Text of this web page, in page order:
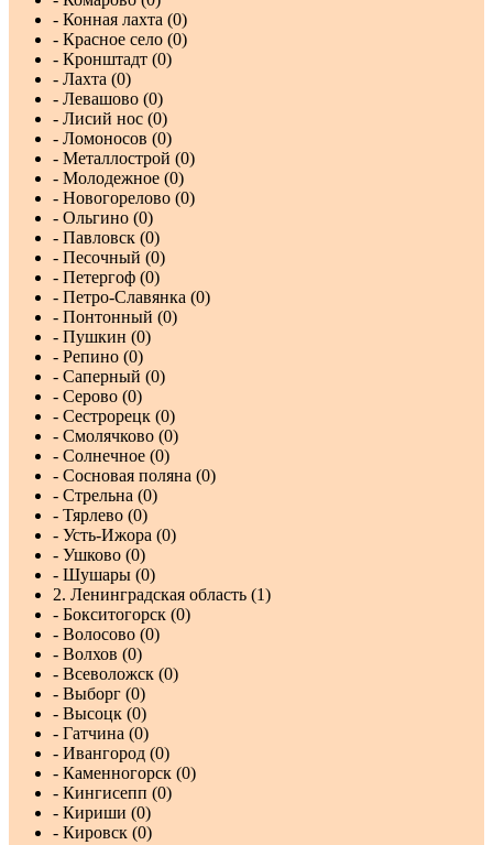
- Конная лахта (0)
- Красное село (0)
- Кронштадт (0)
- Лахта (0)
- Левашово (0)
- Лисий нос (0)
- Ломоносов (0)
- Металлострой (0)
- Молодежное (0)
- Новогорелово (0)
- Ольгино (0)
- Павловск (0)
- Песочный (0)
- Петергоф (0)
- Петро-Славянка (0)
- Понтонный (0)
- Пушкин (0)
- Репино (0)
- Саперный (0)
- Серово (0)
- Сестрорецк (0)
- Смолячково (0)
- Солнечное (0)
- Сосновая поляна (0)
- Стрельна (0)
- Тярлево (0)
- Усть-Ижора (0)
- Ушково (0)
- Шушары (0)
2. Ленинградская область (1)
- Бокситогорск (0)
- Волосово (0)
- Волхов (0)
- Всеволожск (0)
- Выборг (0)
- Высоцк (0)
- Гатчина (0)
- Ивангород (0)
- Каменногорск (0)
- Кингисепп (0)
- Кириши (0)
- Кировск (0)